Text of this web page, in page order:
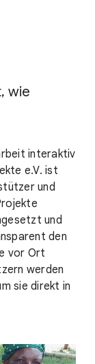
wie
interaktiv
e.V. ist
und
und
den
vor Ort
werden
sie direkt in